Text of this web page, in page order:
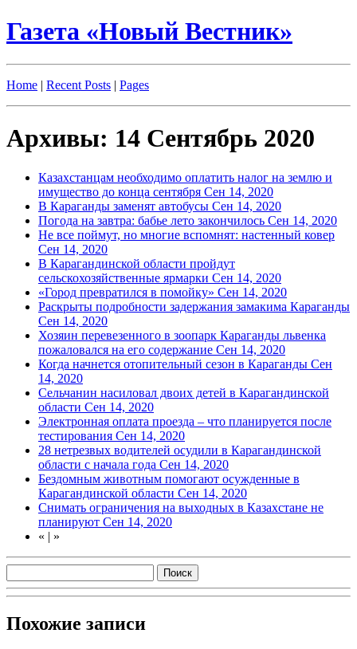
Газета «Новый Вестник»
Home | Recent Posts | Pages
Архивы: 14 Сентябрь 2020
Казахстанцам необходимо оплатить налог на землю и
имущество до конца сентября Сен 14, 2020
В Караганды заменят автобусы Сен 14, 2020
Погода на завтра: бабье лето закончилось Сен 14, 2020
Не все поймут, но многие вспомнят: настенный ковер
Сен 14, 2020
В Карагандинской области пройдут
сельскохозяйственные ярмарки Сен 14, 2020
«Город превратился в помойку» Сен 14, 2020
Раскрыты подробности задержания замакима Караганды
Сен 14, 2020
Хозяин перевезенного в зоопарк Караганды львенка
пожаловался на его содержание Сен 14, 2020
Когда начнется отопительный сезон в Караганды Сен
14, 2020
Сельчанин насиловал двоих детей в Карагандинской
области Сен 14, 2020
Электронная оплата проезда – что планируется после
тестирования Сен 14, 2020
28 нетрезвых водителей осудили в Карагандинской
области с начала года Сен 14, 2020
Бездомным животным помогают осужденные в
Карагандинской области Сен 14, 2020
Снимать ограничения на выходных в Казахстане не
планируют Сен 14, 2020
« | »
Похожие записи